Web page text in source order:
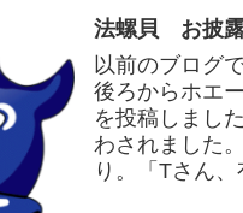
法螺貝 お披露
以前のブログ
後ろからホエ
を投稿しまし
わされました
り。「Tさん